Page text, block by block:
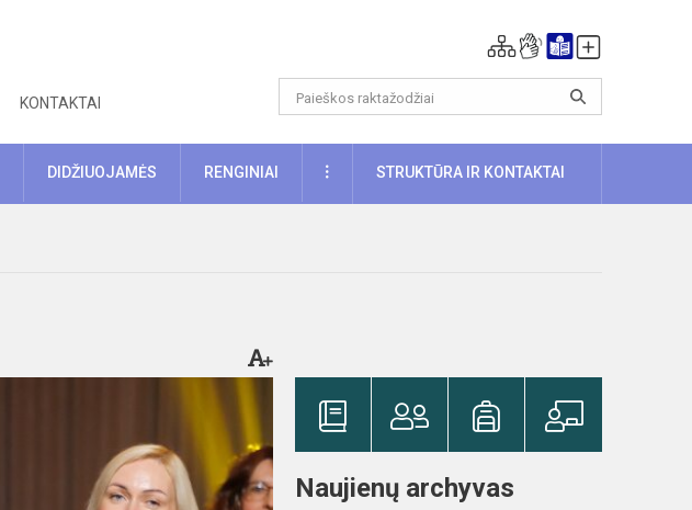
KONTAKTAI
DIDŽIUOJAMĖS RENGINIAI DAUGIAUSTRUKTŪRA IR KONTAKTAI
Naujienų archyvas